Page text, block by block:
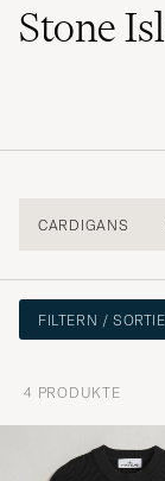
Stone
CARDIGANS
FILTERN /
4 PRODUKTE